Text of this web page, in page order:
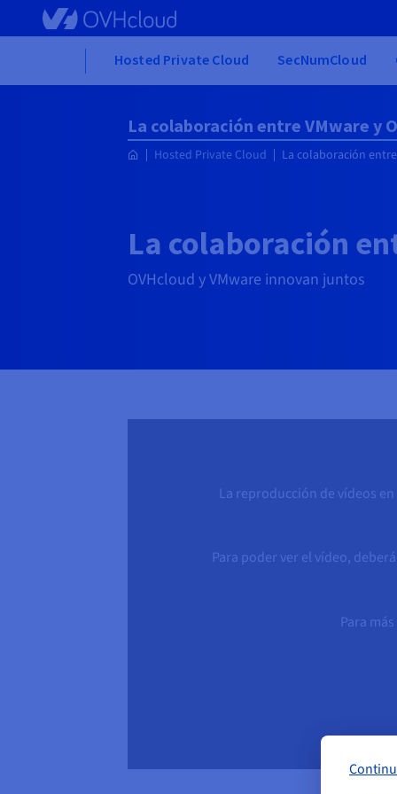
Skip to main content
Hosted Private Cloud SecNumCloud
La colaboración entre VMware y
Hosted Private Cloud La colaboración
La colaboración
OVHcloud y VMware innovan juntos
La reproducción de vídeos
Para poder ver el vídeo,
Para